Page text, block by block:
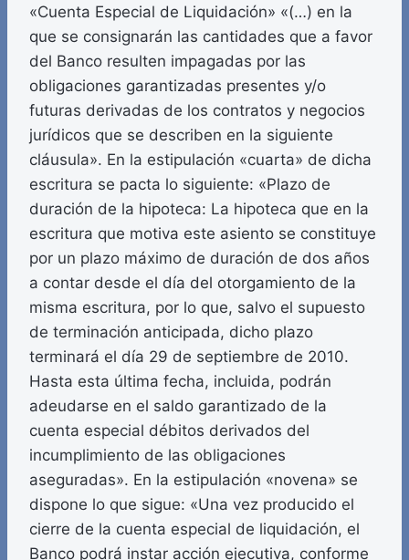
«Cuenta Especial de Liquidación» «(…) en la
que se consignarán las cantidades que a favor
del Banco resulten impagadas por las
obligaciones garantizadas presentes y/o
futuras derivadas de los contratos y negocios
jurídicos que se describen en la siguiente
cláusula». En la estipulación «cuarta» de dicha
escritura se pacta lo siguiente: «Plazo de
duración de la hipoteca: La hipoteca que en la
escritura que motiva este asiento se constituye
por un plazo máximo de duración de dos años
a contar desde el día del otorgamiento de la
misma escritura, por lo que, salvo el supuesto
de terminación anticipada, dicho plazo
terminará el día 29 de septiembre de 2010.
Hasta esta última fecha, incluida, podrán
adeudarse en el saldo garantizado de la
cuenta especial débitos derivados del
incumplimiento de las obligaciones
aseguradas». En la estipulación «novena» se
dispone lo que sigue: «Una vez producido el
cierre de la cuenta especial de liquidación, el
Banco podrá instar acción ejecutiva, conforme